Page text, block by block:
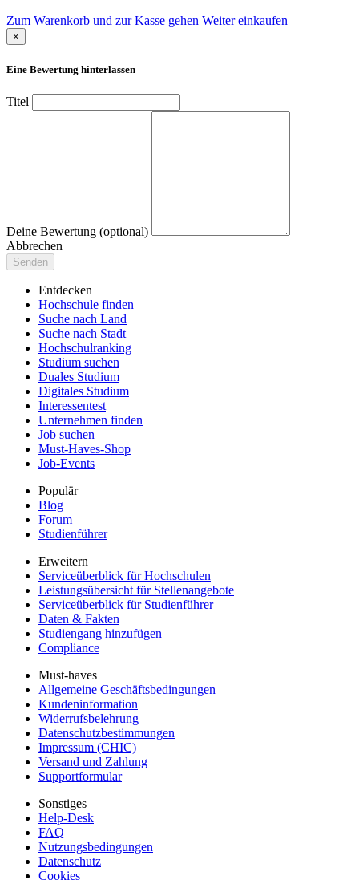
Zum Warenkorb und zur Kasse gehen Weiter einkaufen
×
Eine Bewertung hinterlassen
Titel
Deine Bewertung (optional)
Abbrechen
Senden
Entdecken
Hochschule finden
Suche nach Land
Suche nach Stadt
Hochschulranking
Studium suchen
Duales Studium
Digitales Studium
Interessentest
Unternehmen finden
Job suchen
Must-Haves-Shop
Job-Events
Populär
Blog
Forum
Studienführer
Erweitern
Serviceüberblick für Hochschulen
Leistungsübersicht für Stellenangebote
Serviceüberblick für Studienführer
Daten & Fakten
Studiengang hinzufügen
Compliance
Must-haves
Allgemeine Geschäftsbedingungen
Kundeninformation
Widerrufsbelehrung
Datenschutzbestimmungen
Impressum (CHIC)
Versand und Zahlung
Supportformular
Sonstiges
Help-Desk
FAQ
Nutzungsbedingungen
Datenschutz
Cookies